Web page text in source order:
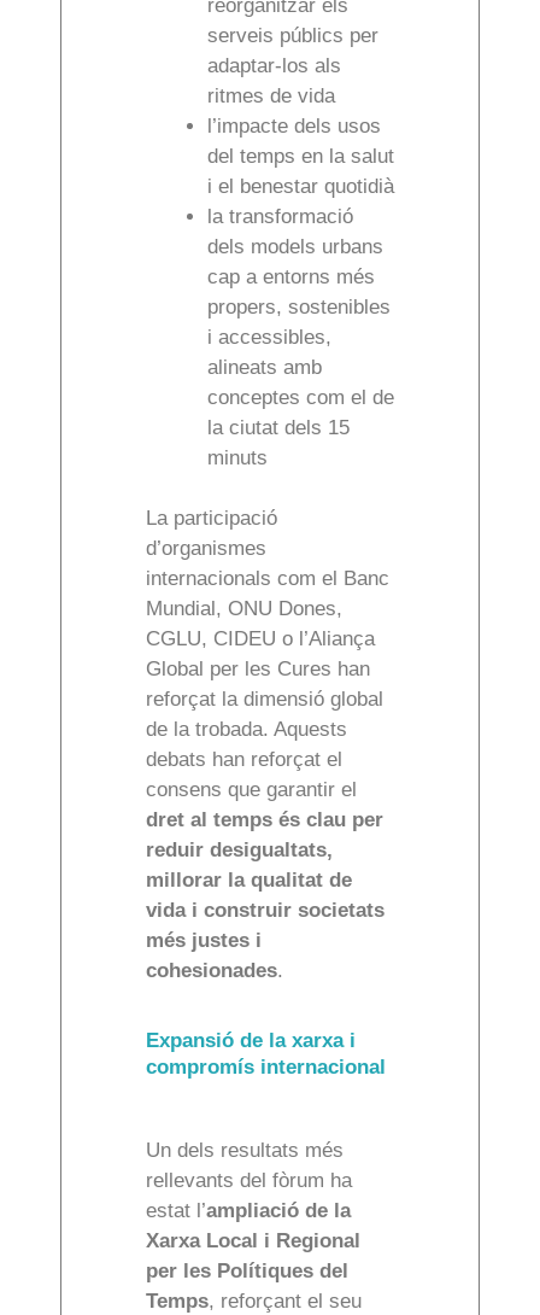
reorganitzar els
serveis públics per
adaptar-los als
ritmes de vida
l’impacte dels usos
del temps en la salut
i el benestar quotidià
la transformació
dels models urbans
cap a entorns més
propers, sostenibles
i accessibles,
alineats amb
conceptes com el de
la ciutat dels 15
minuts
La participació
d’organismes
internacionals com el Banc
Mundial, ONU Dones,
CGLU, CIDEU o l’Aliança
Global per les Cures han
reforçat la dimensió global
de la trobada. Aquests
debats han reforçat el
consens que garantir el
dret al temps és clau per
reduir desigualtats,
millorar la qualitat de
vida i construir societats
més justes i
cohesionades.
Expansió de la xarxa i
compromís internacional
Un dels resultats més
rellevants del fòrum ha
estat l’ampliació de la
Xarxa Local i Regional
per les Polítiques del
Temps, reforçant el seu